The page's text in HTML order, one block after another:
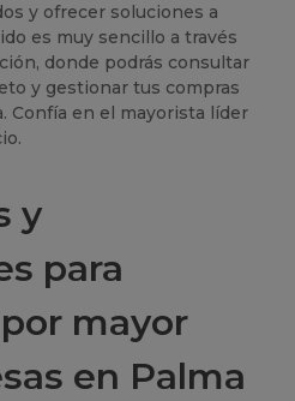
y ofrecer soluciones a
es muy sencillo a través
donde podrás consultar
y gestionar tus compras
Confía en el mayorista líder
y
para
mayor
en Palma